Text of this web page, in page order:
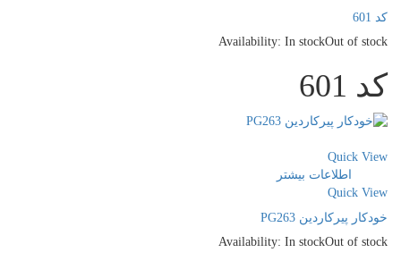
Quick View
اطلاعات بیشتر
Quick View
خودکار پیرکاردین PG263
Availability: In stockOut of stock
کد 601
Availability: In stockOut of stock
کد 601